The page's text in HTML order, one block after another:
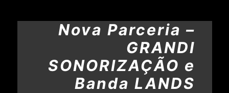
Nova Parceria –
GRANDI
SONORIZAÇÃO e
Banda LANDS